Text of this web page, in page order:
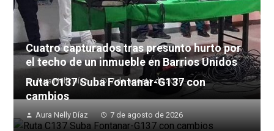
Cuatro capturados tras presunto hurto por
el techo de un inmueble en Barrios Unidos
Aura Nelly Díaz 7 de agosto de 2026
Ruta C137 Suba Fontanar-G137 con
cambios
Aura Nelly Díaz 7 de agosto de 2026